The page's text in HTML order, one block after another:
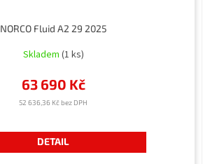
NORCO Fluid A2 29 2025
Skladem (1 ks)
52 636,36 Kč bez DPH
63 690 Kč
DETAIL